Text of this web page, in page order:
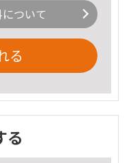
ついて
る
る